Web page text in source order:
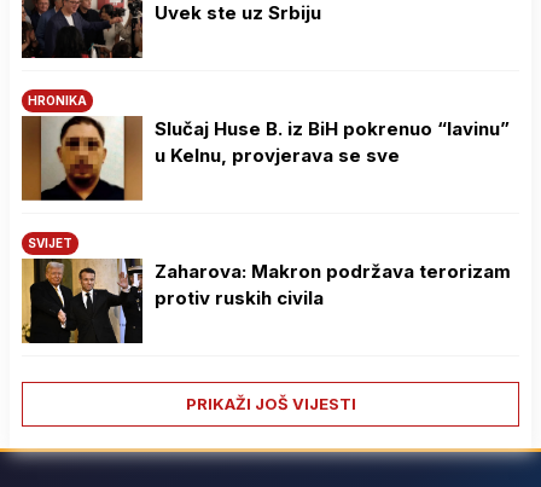
Uvek ste uz Srbiju
HRONIKA
Slučaj Huse B. iz BiH pokrenuo “lavinu”
u Kelnu, provjerava se sve
SVIJET
Zaharova: Makron podržava terorizam
protiv ruskih civila
PRIKAŽI JOŠ VIJESTI